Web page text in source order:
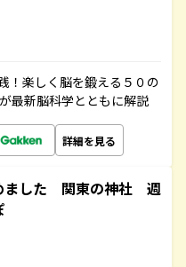
！楽しく脳を鍛える５０の
最新脳科学とともに解説
詳細を見る
ました 関東の神社 週